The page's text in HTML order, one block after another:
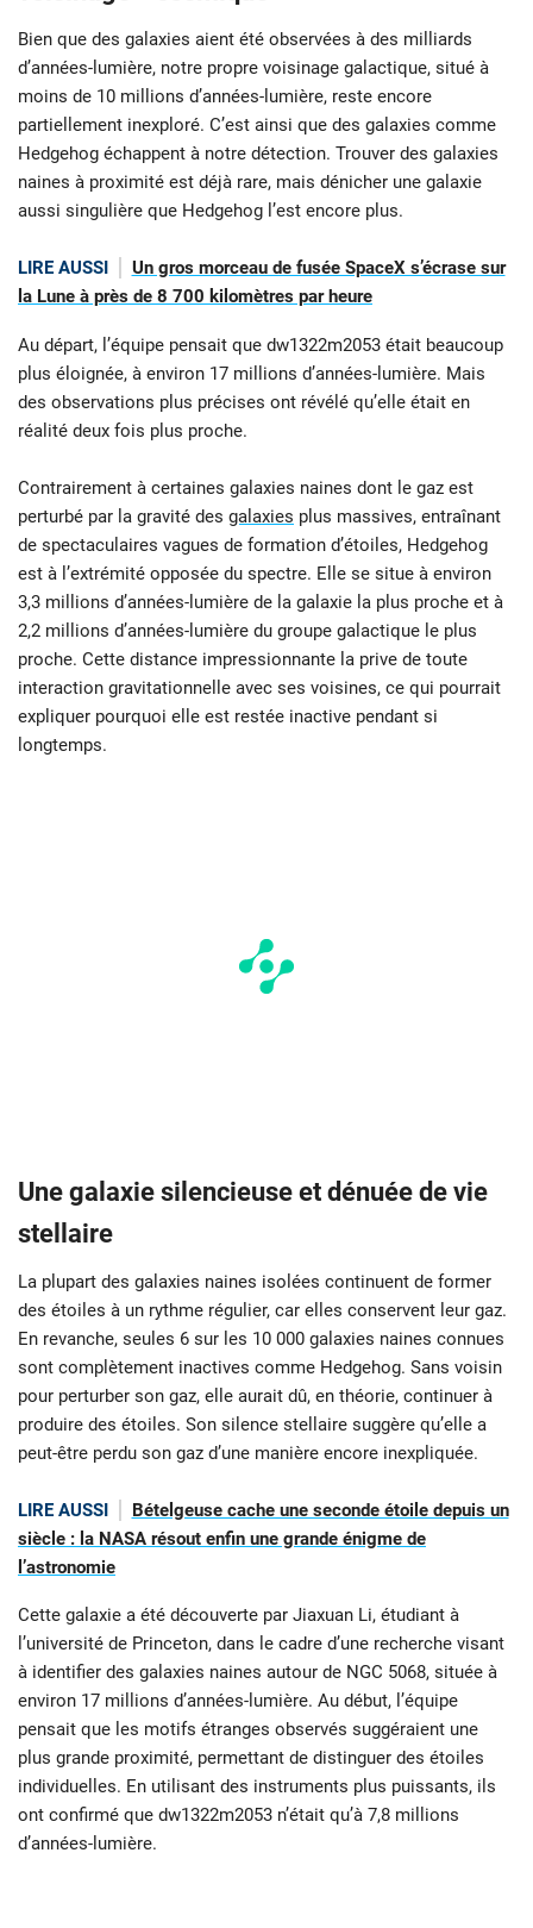
Bien que des galaxies aient été observées à des milliards
d’années-lumière, notre propre voisinage galactique, situé à
moins de 10 millions d’années-lumière, reste encore
partiellement inexploré. C’est ainsi que des galaxies comme
Hedgehog échappent à notre détection. Trouver des galaxies
naines à proximité est déjà rare, mais dénicher une galaxie
aussi singulière que Hedgehog l’est encore plus.
LIRE AUSSI
Un gros morceau de fusée SpaceX s’écrase sur
la Lune à près de 8 700 kilomètres par heure
Au départ, l’équipe pensait que dw1322m2053 était beaucoup
plus éloignée, à environ 17 millions d’années-lumière. Mais
des observations plus précises ont révélé qu’elle était en
réalité deux fois plus proche.
Contrairement à certaines galaxies naines dont le gaz est
perturbé par la gravité des galaxies plus massives, entraînant
de spectaculaires vagues de formation d’étoiles, Hedgehog
est à l’extrémité opposée du spectre. Elle se situe à environ
3,3 millions d’années-lumière de la galaxie la plus proche et à
2,2 millions d’années-lumière du groupe galactique le plus
proche. Cette distance impressionnante la prive de toute
interaction gravitationnelle avec ses voisines, ce qui pourrait
expliquer pourquoi elle est restée inactive pendant si
longtemps.
Une galaxie silencieuse et dénuée de vie
stellaire
La plupart des galaxies naines isolées continuent de former
des étoiles à un rythme régulier, car elles conservent leur gaz.
En revanche, seules 6 sur les 10 000 galaxies naines connues
sont complètement inactives comme Hedgehog. Sans voisin
pour perturber son gaz, elle aurait dû, en théorie, continuer à
produire des étoiles. Son silence stellaire suggère qu’elle a
peut-être perdu son gaz d’une manière encore inexpliquée.
LIRE AUSSI
Bételgeuse cache une seconde étoile depuis un
siècle : la NASA résout enfin une grande énigme de
l’astronomie
Cette galaxie a été découverte par Jiaxuan Li, étudiant à
l’université de Princeton, dans le cadre d’une recherche visant
à identifier des galaxies naines autour de NGC 5068, située à
environ 17 millions d’années-lumière. Au début, l’équipe
pensait que les motifs étranges observés suggéraient une
plus grande proximité, permettant de distinguer des étoiles
individuelles. En utilisant des instruments plus puissants, ils
ont confirmé que dw1322m2053 n’était qu’à 7,8 millions
d’années-lumière.